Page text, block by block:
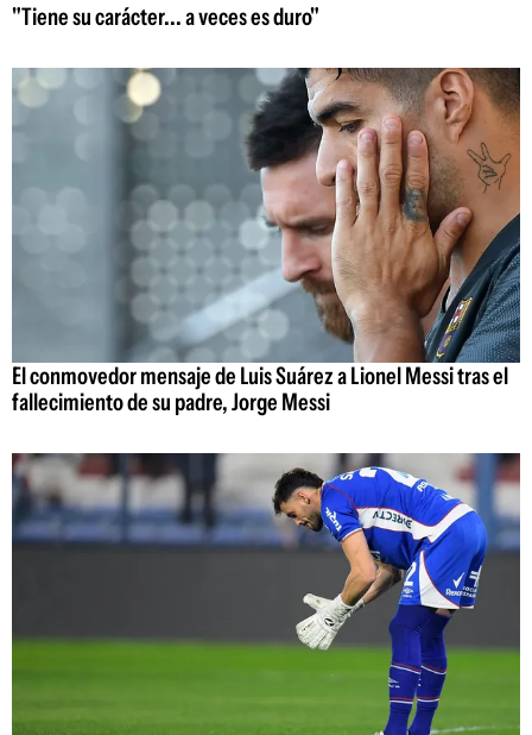
"Tiene su carácter... a veces es duro"
El conmovedor mensaje de Luis Suárez a Lionel Messi tras el
fallecimiento de su padre, Jorge Messi